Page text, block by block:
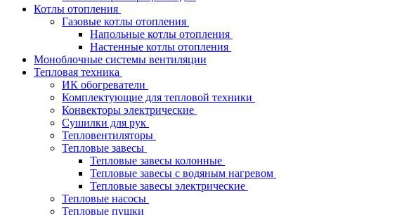
Котлы отопления
Газовые котлы отопления
Напольные котлы отопления
Настенные котлы отопления
Моноблочные системы вентиляции
Тепловая техника
ИК обогреватели
Комплектующие для тепловой техники
Конвекторы электрические
Сушилки для рук
Тепловентиляторы
Тепловые завесы
Тепловые завесы колонные
Тепловые завесы с водяным нагревом
Тепловые завесы электрические
Тепловые насосы
Тепловые пушки